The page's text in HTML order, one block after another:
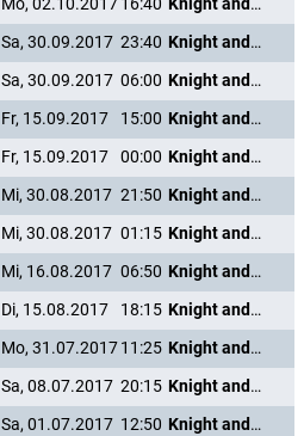
Mo, 02.10.201716:40
Knight and Day
Sa, 30.09.2017 23:40
Knight and Day
Sa, 30.09.2017 06:00
Knight and Day
Fr, 15.09.2017 15:00
Knight and Day
Fr, 15.09.2017 00:00
Knight and Day
Mi, 30.08.2017 21:50
Knight and Day
Mi, 30.08.2017 01:15
Knight and Day
Mi, 16.08.2017 06:50
Knight and Day
Di, 15.08.2017 18:15
Knight and Day
Mo, 31.07.201711:25
Knight and Day
Sa, 08.07.2017 20:15
Knight and Day
Sa, 01.07.2017 12:50
Knight and Day